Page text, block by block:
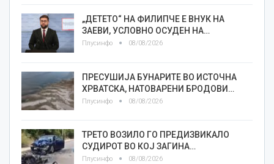
„ДЕТЕТО“ НА ФИЛИПЧЕ Е ВНУК НА
ЗАЕВИ, УСЛОВНО ОСУДЕН НА…
Плусинфо 08/08/2026
ПРЕСУШИЈА БУНАРИТЕ ВО ИСТОЧНА
ХРВАТСКА, НАТОВАРЕНИ БРОДОВИ…
Плусинфо 08/08/2026
ТРЕТО ВОЗИЛО ГО ПРЕДИЗВИКАЛО
СУДИРОТ ВО КОЈ ЗАГИНА…
Плусинфо 08/08/2026